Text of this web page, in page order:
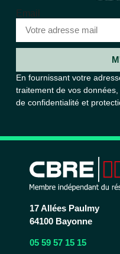
Email
En fournissant votre
traitement de vos
de confidentialité et
17 Allées Paulmy
64100 Bayonne
05 59 57 15 15